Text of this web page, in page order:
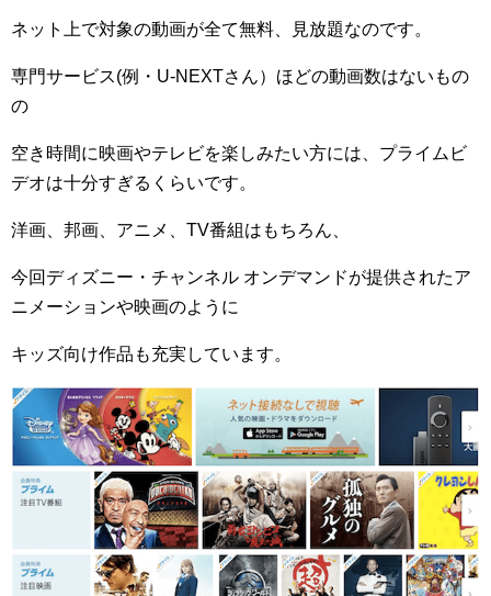
ネット上で対象の動画が全て無料、見放題なのです。
専門サービス(例・ U-NEXTさん）ほどの動画数はないもの
の
空き時間に映画やテレビを楽しみたい方には、プライムビ
デオは十分すぎるくらいです。
洋画、邦画、アニメ、 TV番組はもちろん、
今回ディズニー・チャンネル オンデマンドが提供されたア
ニメーションや映画のように
キッズ向け作品も充実しています。